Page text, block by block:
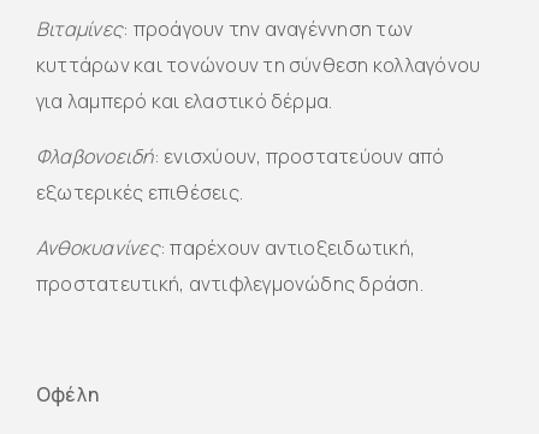
Βιταμίνες: προάγουν την αναγέννηση των
κυττάρων και τονώνουν τη σύνθεση κολλαγόνου
για λαμπερό και ελαστικό δέρμα.
Φλαβονοειδή: ενισχύουν, προστατεύουν από
εξωτερικές επιθέσεις.
Ανθοκυανίνες: παρέχουν αντιοξειδωτική,
προστατευτική, αντιφλεγμονώδης δράση.
Οφέλη